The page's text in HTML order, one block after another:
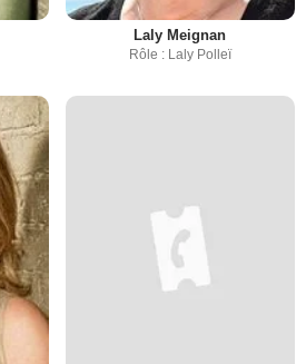
Laly Meignan
Rôle : Laly Polleï